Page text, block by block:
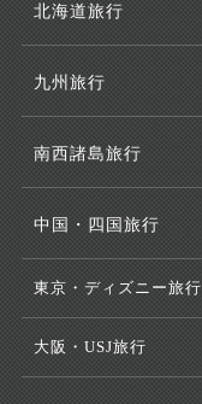
北海道旅行
九州旅行
南西諸島旅行
中国・四国旅行
東京・ディズニー旅行
大阪・USJ旅行